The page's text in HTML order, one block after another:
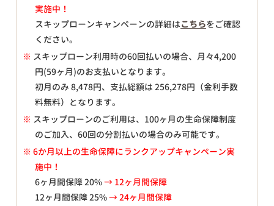
実施中！
スキップローンキャンペーンの詳細はこちらをご確認
ください。
※ スキップローン利用時の60回払いの場合、月々4,200
円(59ヶ月)のお支払いとなります。
初月のみ8,478円、支払総額は256,278円（金利手数
料無料）となります。
※ スキップローンのご利用は、100ヶ月の生命保障制度
のご加入、60回の分割払いの場合のみ可能です。
※ 6か月以上の生命保障にランクアップキャンペーン実
施中！
6ヶ月間保障 20%→ 12ヶ月間保障
12ヶ月間保障 25%→ 24ヶ月間保障